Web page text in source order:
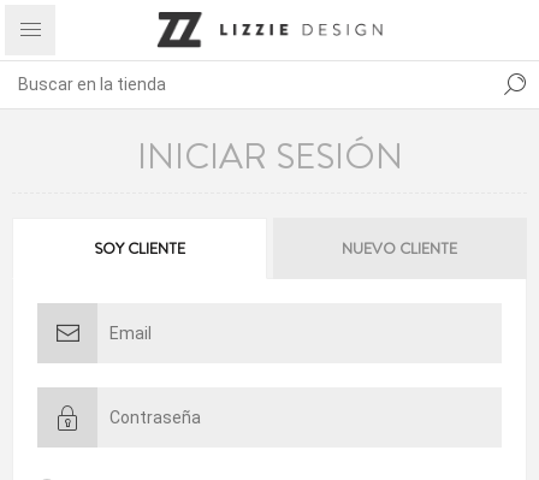
INICIAR SESIÓN
SOY CLIENTE NUEVO CLIENTE